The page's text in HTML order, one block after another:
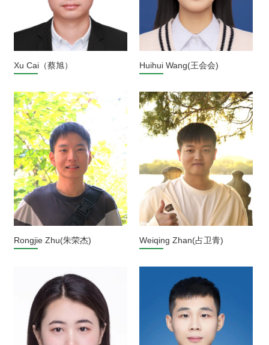
Xu Cai（蔡旭） Huihui Wang(王会会)
Rongjie Zhu(朱荣杰) Weiqing Zhan(占卫青)